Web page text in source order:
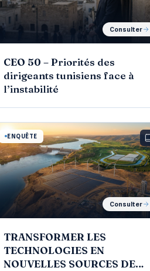
Consulter
CEO 50 – Priorités des
dirigeants tunisiens face à
l’instabilité
ENQUÊTE
Consulter
TRANSFORMER LES
TECHNOLOGIES EN
NOUVELLES SOURCES DE